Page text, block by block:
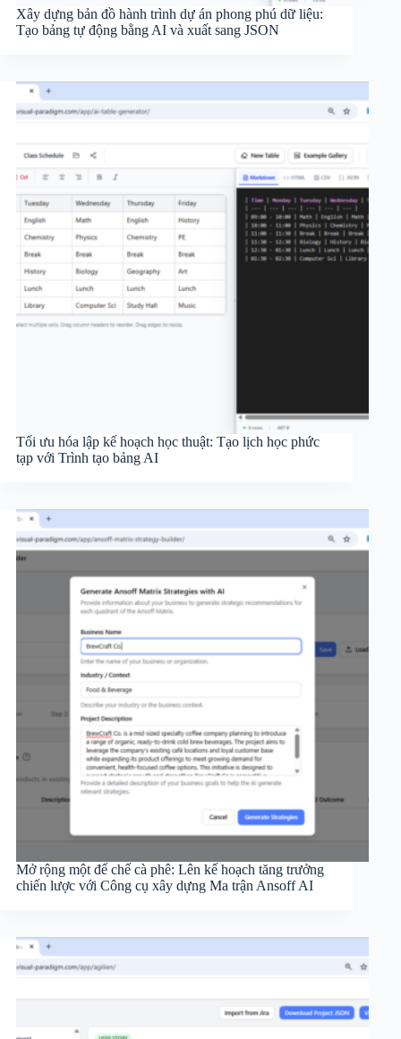
Xây dựng bản đồ hành trình dự án phong phú dữ liệu:
Tạo bảng tự động bằng AI và xuất sang JSON
Tối ưu hóa lập kế hoạch học thuật: Tạo lịch học phức
tạp với Trình tạo bảng AI
Mở rộng một đế chế cà phê: Lên kế hoạch tăng trưởng
chiến lược với Công cụ xây dựng Ma trận Ansoff AI